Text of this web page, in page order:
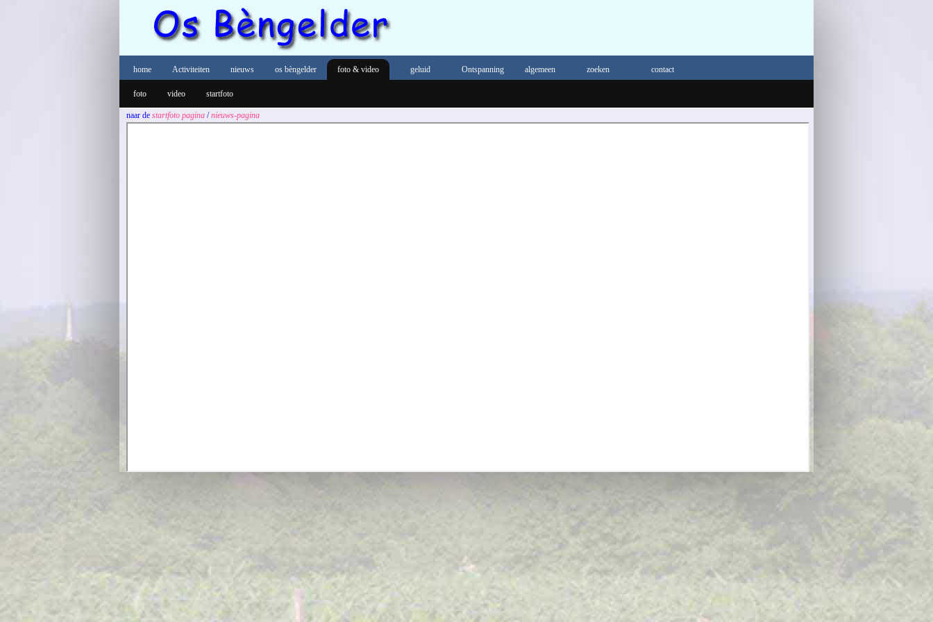
home Activiteiten nieuws os bèngelder foto & video
foto video startfoto
geluid Ontspanning algemeen zoeken contact
naar de startfoto pagina /nieuws-pagina